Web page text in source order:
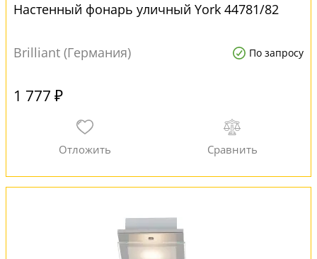
Настенный фонарь уличный York 44781/82
Brilliant (Германия) По запросу
1 777 ₽